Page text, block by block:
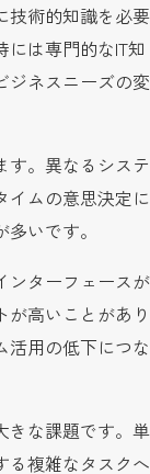
技術的知識を必要
は専門的なIT知
ジネスニーズの変
す。異なるシステ
イムの意思決定に
いです。
ンターフェースが
高いことがあり
活用の低下につな
きな課題です。単
る複雑なタスクへ